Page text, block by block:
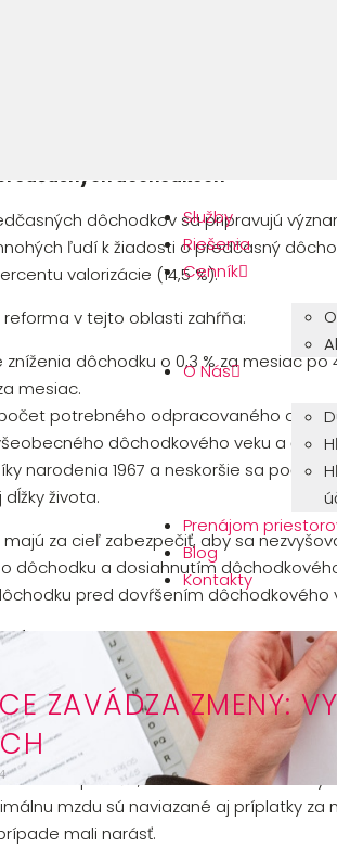
Služby
Riešenia
Cenník
O Nás
Prenájom
Blog
Kontakty
ZAVÁDZA ZMENY:
dôchodkoch
dôchodkov sa pripravujú
ľudí k žiadosti o predčasný
valorizácie (14,5 %).
reforma v tejto oblasti zahŕňa:
zníženia dôchodku o 0,3 % za mesiac
mesiac.
potrebného odpracovaného
dôchodkového veku a čísla
narodenia 1967 a neskoršie sa
života.
majú za cieľ zabezpečiť, aby sa
dôchodku a dosiahnutím
pred dovŕšením dôchodkového
mzda
zmeny v zákone o minimálnej mzde.
spred dvoch rokov. V praxi by to
– 750 eur, 2025 – 816 eur, 2026 –
odporúča, že minimálna mzda
mzdu sú naviazané aj príplatky
mali narásť.